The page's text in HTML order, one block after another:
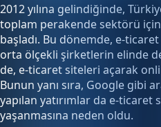
2012 yılına gelindiğinde,
toplam perakende sektörü
başladı. Bu dönemde, e-
orta ölçekli şirketlerin elinde
de, e-ticaret siteleri açarak
Bunun yanı sıra, Google gibi
yapılan yatırımlar da e-
yaşanmasına neden oldu.